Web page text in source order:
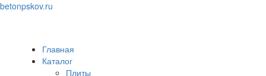
betonpskov.ru
Главная
Каталог
Плиты